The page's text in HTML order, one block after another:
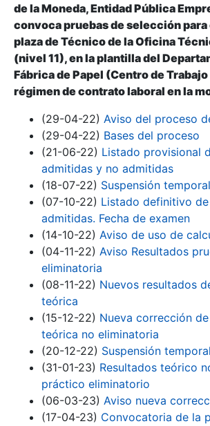
Show/Hide
Show/Hide
de la Moneda, Entidad Pública
convoca pruebas de selección
plaza de Técnico de la Oficina
(nivel 11), en la plantilla del
Fábrica de Papel (Centro de
régimen de contrato laboral en la
(29-04-22) Aviso del proceso
(29-04-22) Bases del proceso
(21-06-22) Listado provisional
admitidas y no admitidas
(18-07-22) Suspensión
(07-10-22) Listado definitivo
admitidas. Fecha de examen
(14-10-22) Aviso de uso de
(04-11-22) Aviso Resultados
eliminatoria
(08-11-22) Nuevos resultados
teórica
(15-12-22) Nueva corrección
teórica no eliminatoria
(20-12-22) Suspensión
(31-01-23) Resultados teórico
práctico eliminatorio
(06-03-23) Aviso nueva
(17-04-23) Convocatoria de la